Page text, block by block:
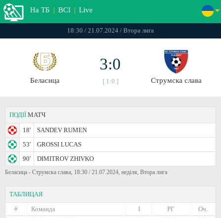
На ТБ | ВСІ | Live
18:30 / 21.07.2024 / Втора лига
Беласица
3:0
[ 1:0 ] Струмска слава
ПОДІЇ МАТЧ
18'
SANDEV RUMEN
53'
GROSSI LUCAS
90'
DIMITROV ZHIVKO
Беласица - Струмска слава, 18:30 / 21.07.2024, неділя, Втора лига
ТАБЛИЦАЯ
#
Команда Оч.
РГ
I